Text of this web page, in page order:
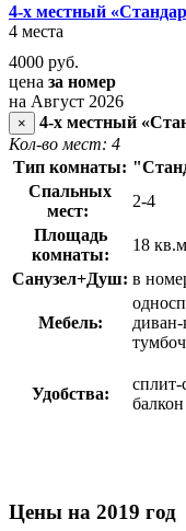
4-х местный
4 места
4000 руб.
цена за номер
на Август 2026
×
4-х местный
Кол-во мест: 4
Тип комнаты:
Спальных
мест:
2-4
Площадь
комнаты:
18
Санузел+Душ: в
Мебель:
Удобства:
сплит-
балкон
Цены на 2019 год